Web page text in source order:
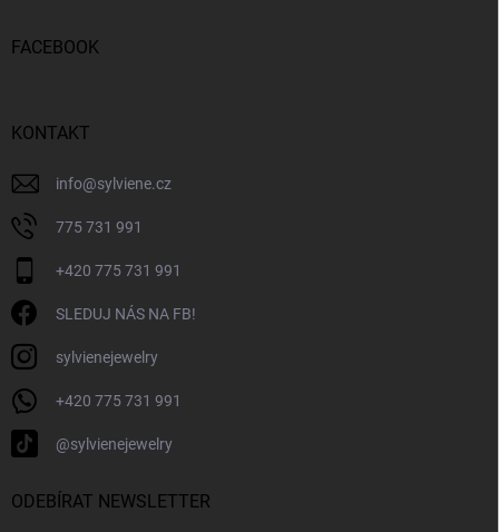
FACEBOOK
KONTAKT
info@sylviene.cz
775 731 991
+420 775 731 991
SLEDUJ NÁS NA FB!
sylvienejewelry
+420 775 731 991
@sylvienejewelry
ODEBÍRAT NEWSLETTER